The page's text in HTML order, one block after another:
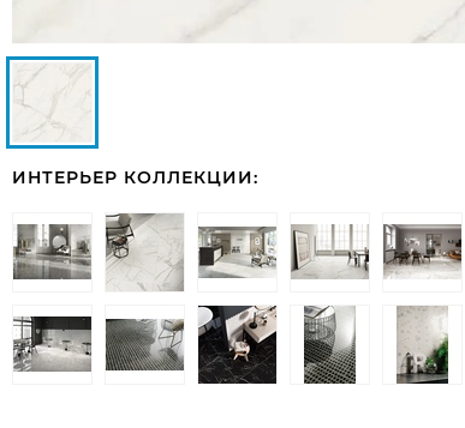
ИНТЕРЬЕР КОЛЛЕКЦИИ: